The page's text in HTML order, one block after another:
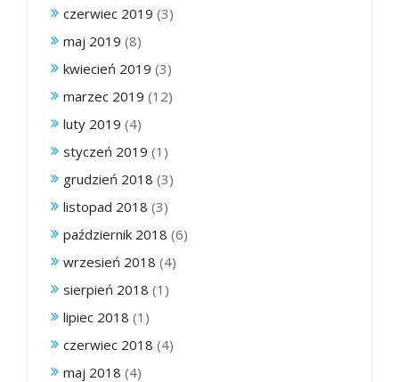
czerwiec 2019 (3)
maj 2019 (8)
kwiecień 2019 (3)
marzec 2019 (12)
luty 2019 (4)
styczeń 2019 (1)
grudzień 2018 (3)
listopad 2018 (3)
październik 2018 (6)
wrzesień 2018 (4)
sierpień 2018 (1)
lipiec 2018 (1)
czerwiec 2018 (4)
maj 2018 (4)